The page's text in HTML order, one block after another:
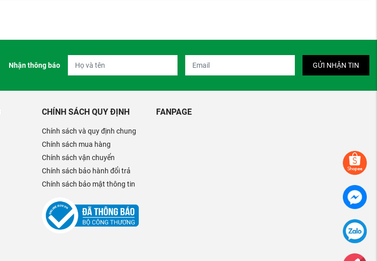
Nhận thông báo GỬI NHẬN TIN
CHÍNH SÁCH QUY ĐỊNH
Chính sách và quy định chung
Chính sách mua hàng
Chính sách vận chuyển
Chính sách bảo hành đổi trả
Chính sách bảo mật thông tin
FANPAGE